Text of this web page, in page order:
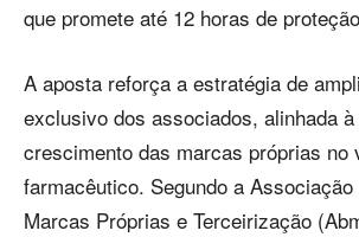
que promete até 12 horas de
A aposta reforça a estratégia de
exclusivo dos associados, alinhada
crescimento das marcas próprias no
farmacêutico. Segundo a
Marcas Próprias e Terceirização